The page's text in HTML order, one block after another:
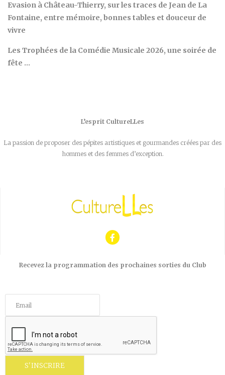
Evasion à Château-Thierry, sur les traces de Jean de La
Fontaine, entre mémoire, bonnes tables et douceur de
vivre
Les Trophées de la Comédie Musicale 2026, une soirée de
fête …
L’esprit CultureLLes
La passion de proposer des pépites artistiques et gourmandes créées par des
hommes et des femmes d’exception.
Recevez la programmation des prochaines sorties du Club